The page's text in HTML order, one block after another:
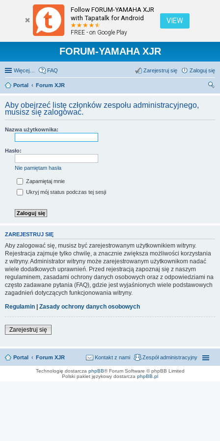
Follow FORUM-YAMAHA XJR
with Tapatalk for Android
FREE - on Google Play
VIEW
FORUM-YAMAHA XJR
Więcej… FAQ Zaloguj się
Zarejestruj się
Portal
Forum XJR
Aby obejrzeć listę członków zespołu administracyjnego,
musisz się zalogować.
Nazwa użytkownika:
Hasło:
Nie pamiętam hasła
Zapamiętaj mnie
Ukryj mój status podczas tej sesji
ZAREJESTRUJ SIĘ
Aby zalogować się, musisz być zarejestrowanym użytkownikiem witryny.
Rejestracja zajmuje tylko chwilę, a znacznie zwiększa możliwości korzystania
z witryny. Administrator witryny może zarejestrowanym użytkownikom nadać
wiele dodatkowych uprawnień. Przed rejestracją zapoznaj się z naszym
regulaminem, zasadami ochrony danych osobowych oraz z odpowiedziami na
często zadawane pytania (FAQ), gdzie jest wyjaśnionych wiele podstawowych
zagadnień dotyczących funkcjonowania witryny.
Regulamin
Zasady ochrony danych osobowych
Zarejestruj się
Portal Forum XJR Zespół administracyjny
Kontakt z nami
Technologię dostarcza phpBB® Forum Software © phpBB Limited
Polski pakiet językowy dostarcza phpBB.pl